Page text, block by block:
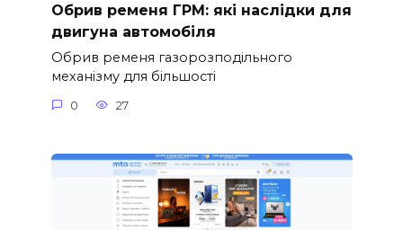
Обрив ременя ГРМ: які наслідки для
двигуна автомобіля
Обрив ременя газорозподільного
механізму для більшості
0 27